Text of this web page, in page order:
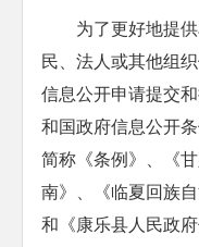
为了更好地提
民、法人或其他组
信息公开申请提交
和国政府信息公开
简称《条例》、《
南》、《临夏回族
和《康乐县人民政